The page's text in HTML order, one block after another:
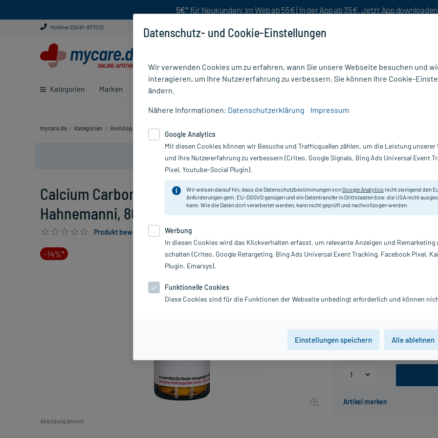
5€* für Neukunden: Im Web ab 55€ | In der App ab 35€. Jetzt App downloaden
Hotline 03491-877012
Kategorien Marken Ratgeber
mycare.de / Kategorien / Homöopathie / Einzelmittel
Nur für kurze Zeit:Gratis-Versand* ab 19€ Mindestbestellwert!
Calcium Carbonicum D 6 Tabletten
Hahnemanni, 80 St
Produkt bewerten & PlusHerzen sichern
-14%*
Abbildung ähnlich
inkl. MwSt. zzgl. Versandkosten
80 St, D2 80 St, D4
DHU - Einzelmittel
Homöopathisches Arzneimittel.
PZN:
Hersteller:
Datenschutz- und Cookie-Einstellungen
Wir verwenden Cookies um zu erfahren, wann Sie unsere Webseite besuchen und
interagieren, um Ihre Nutzererfahrung zu verbessern. Sie können Ihre Cookie-
ändern.
Nähere Informationen: Datenschutzerklärung Impressum
Google Analytics
Mit diesen Cookies können wir Besuche und Trafficquellen zählen, um die Leistung unserer
und Ihre Nutzererfahrung zu verbessern (Criteo, Google Signals, Bing Ads Universal Event
Pixel, Youtube-Social Plugin).
Wir weisen darauf hin, dass die Datenschutzbestimmungen vonGoogle Analytics nicht zwingend den
Anforderungen gem. EU-DSGVO genügen und ein Datentransfer in Drittstaaten bzw. die USA nicht
kann. Wie die Daten dort verarbeitet werden, kann nicht geprüft und nachvollzogen werden.
Werbung
In diesen Cookies wird das Klickverhalten erfasst, um relevante Anzeigen und Remarketing
schalten (Criteo, Google Retargeting, Bing Ads Universal Event Tracking, Facebook Pixel,
Plugin, Emarsys).
Funktionelle Cookies
Diese Cookies sind für die Funktionen der Webseite unbedingt erforderlich und können
Einstellungen speichern Alle ablehnen